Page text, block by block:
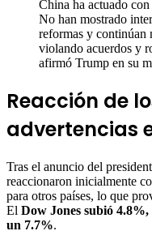
China ha actuado
No han mostrado
reformas y continúan
violando acuerdos y
afirmó Trump en su
Reacción de
advertencias
Tras el anuncio del
reaccionaron inicialmente
para otros países, lo que
El Dow Jones subió
un 7.7%.